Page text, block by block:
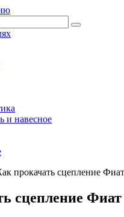
и навесное
прокачать сцепление
сцепление